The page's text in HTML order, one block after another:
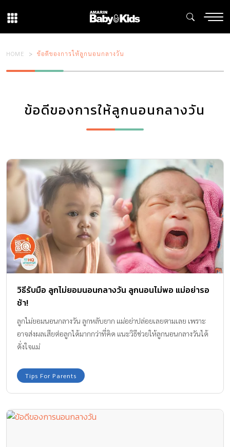
HOME ข้อดีของการให้ลูกนอนกลางวัน
ข้อดีของการให้ลูกนอนกลางวัน
วิธีรับมือ ลูกไม่ยอมนอนกลางวัน ลูกนอนไม่พอ แม่อย่ารอ
ช้า!
ลูกไม่ยอมนอนกลางวัน ลูกหลับยาก แม่อย่าปล่อยเลยตามเลย เพราะ
อาจส่งผลเสียต่อลูกได้มากกว่าที่คิด แนะวิธีช่วยให้ลูกนอนกลางวันได้
ดั่งใจแม่
Tips For Parents